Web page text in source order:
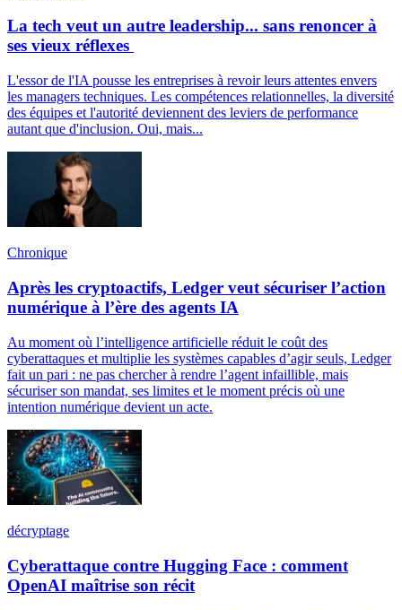
La tech veut un autre leadership... sans renoncer à
ses vieux réflexes
L'essor de l'IA pousse les entreprises à revoir leurs attentes envers
les managers techniques. Les compétences relationnelles, la diversité
des équipes et l'autorité deviennent des leviers de performance
autant que d'inclusion. Oui, mais...
Chronique
Après les cryptoactifs, Ledger veut sécuriser l’action
numérique à l’ère des agents IA
Au moment où l’intelligence artificielle réduit le coût des
cyberattaques et multiplie les systèmes capables d’agir seuls, Ledger
fait un pari : ne pas chercher à rendre l’agent infaillible, mais
sécuriser son mandat, ses limites et le moment précis où une
intention numérique devient un acte.
décryptage
Cyberattaque contre Hugging Face : comment
OpenAI maîtrise son récit